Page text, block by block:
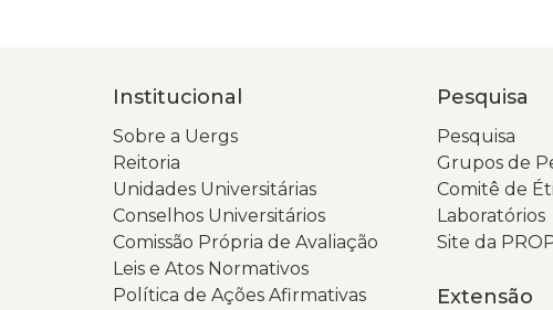
Institucional
Sobre a Uergs
Reitoria
Unidades Universitárias
Conselhos Universitários
Comissão Própria de Avaliação
Leis e Atos Normativos
Política de Ações Afirmativas
Pesquisa
Pesquisa
Grupos de
Comitê de
Laboratórios
Site da
Extensão